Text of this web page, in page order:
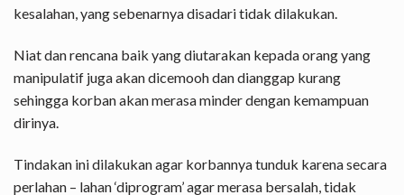
kesalahan, yang sebenarnya disadari tidak dilakukan.
Niat dan rencana baik yang diutarakan kepada orang yang
manipulatif juga akan dicemooh dan dianggap kurang
sehingga korban akan merasa minder dengan kemampuan
dirinya.
Tindakan ini dilakukan agar korbannya tunduk karena secara
perlahan – lahan ‘diprogram’ agar merasa bersalah, tidak